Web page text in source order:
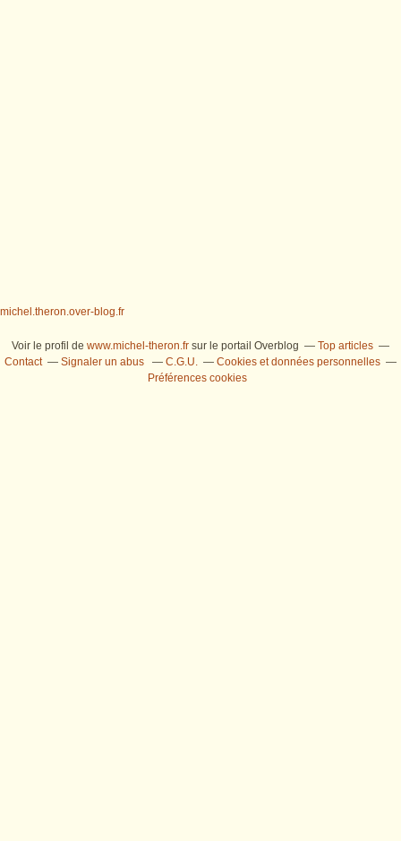
michel.theron.over-blog.fr
Voir le profil de www.michel-theron.fr sur le portail Overblog
Top articles
Contact
Signaler un abus C.G.U.
Cookies et données personnelles
Préférences cookies